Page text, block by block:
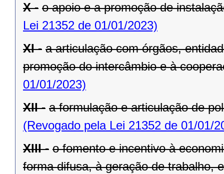
X - o apoio e a promoção de
Lei 21352 de 01/01/2023)
XI - a articulação com órgãos,
promoção do intercâmbio e à
01/01/2023)
XII - a formulação e articulação de
(Revogado pela Lei 21352 de 01/01/
XIII - o fomento e incentivo à
forma difusa, à geração de trabalho,